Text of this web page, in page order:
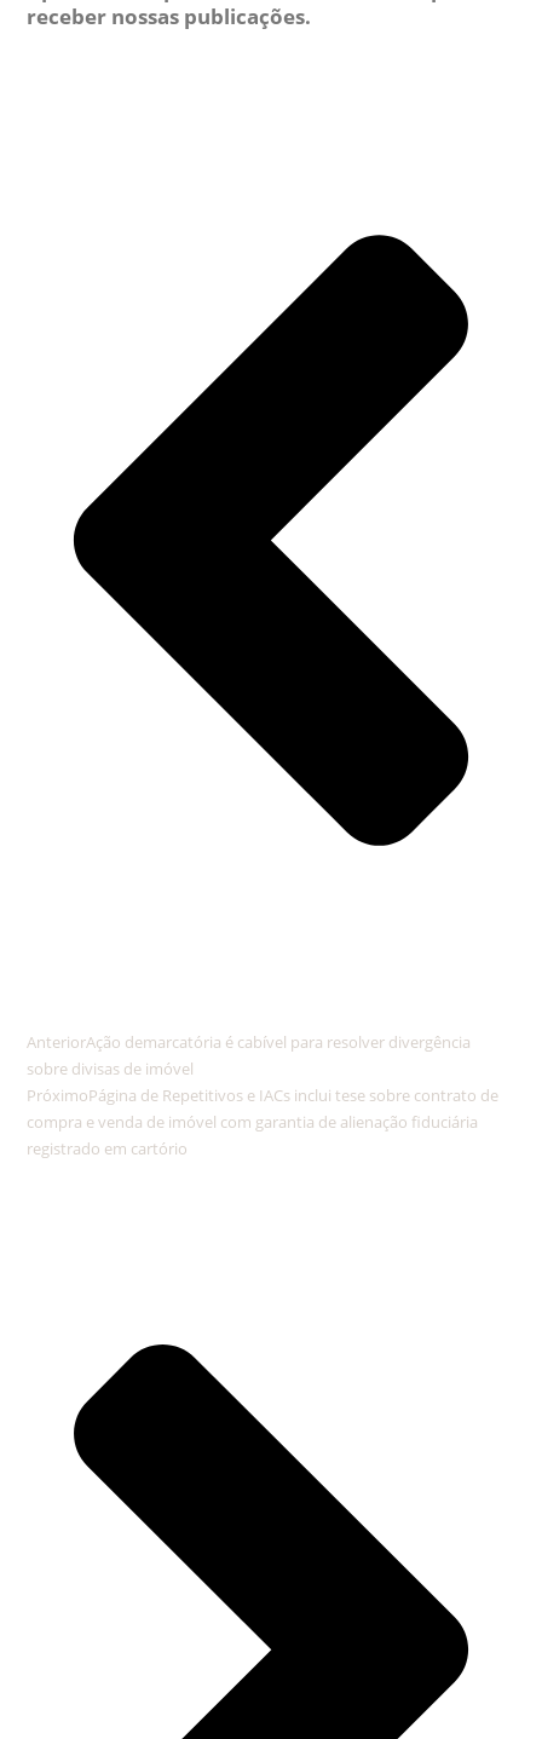
receber nossas publicações.
AnteriorAção demarcatória é cabível para resolver divergência
sobre divisas de imóvel
PróximoPágina de Repetitivos e IACs inclui tese sobre contrato de
compra e venda de imóvel com garantia de alienação fiduciária
registrado em cartório